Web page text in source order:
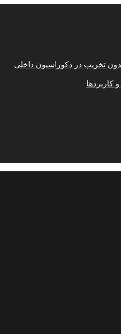
تخریب در دکوراسیون داخلی
کاربردها